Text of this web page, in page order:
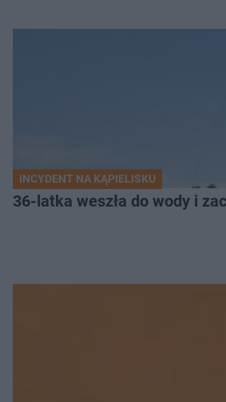
INCYDENT NA KĄPIELISKU
36-latka weszła do wody i